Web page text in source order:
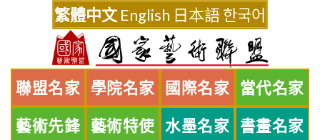
繁體中文 English 日本語한국어
聯盟名家 學院名家 國際名家 當代名家
藝術先鋒 藝術特使 水墨名家 書畫名家